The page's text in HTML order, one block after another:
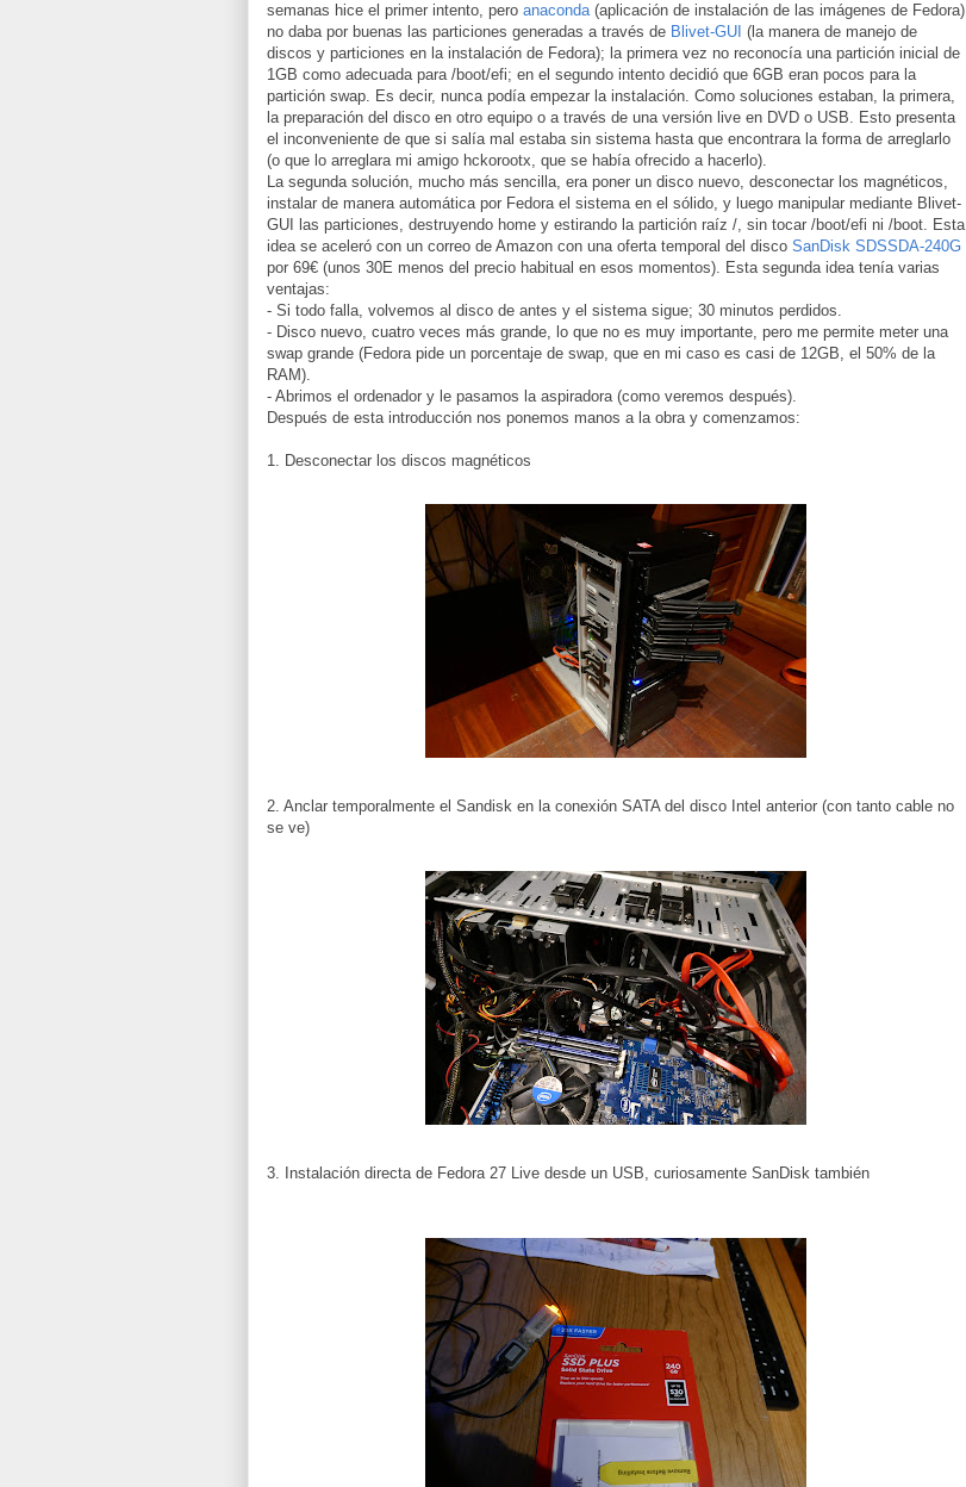
semanas hice el primer intento, pero anaconda(aplicación de instalación de las imágenes de Fedora)
no daba por buenas las particiones generadas a través de Blivet-GUI (la manera de manejo de
discos y particiones en la instalación de Fedora); la primera vez no reconocía una partición inicial de
1GB como adecuada para /boot/efi; en el segundo intento decidió que 6GB eran pocos para la
partición swap. Es decir, nunca podía empezar la instalación. Como soluciones estaban, la primera,
la preparación del disco en otro equipo o a través de una versión live en DVD o USB. Esto presenta
el inconveniente de que si salía mal estaba sin sistema hasta que encontrara la forma de arreglarlo
(o que lo arreglara mi amigo hckorootx, que se había ofrecido a hacerlo).
La segunda solución, mucho más sencilla, era poner un disco nuevo, desconectar los magnéticos,
instalar de manera automática por Fedora el sistema en el sólido, y luego manipular mediante Blivet-
GUI las particiones, destruyendo home y estirando la partición raíz /, sin tocar /boot/efi ni /boot. Esta
idea se aceleró con un correo de Amazon con una oferta temporal del disco SanDisk SDSSDA-240G
por 69€ (unos 30E menos del precio habitual en esos momentos). Esta segunda idea tenía varias
ventajas:
- Si todo falla, volvemos al disco de antes y el sistema sigue; 30 minutos perdidos.
- Disco nuevo, cuatro veces más grande, lo que no es muy importante, pero me permite meter una
swap grande (Fedora pide un porcentaje de swap, que en mi caso es casi de 12GB, el 50% de la
RAM).
- Abrimos el ordenador y le pasamos la aspiradora (como veremos después).
Después de esta introducción nos ponemos manos a la obra y comenzamos:
1. Desconectar los discos magnéticos
2. Anclar temporalmente el Sandisk en la conexión SATA del disco Intel anterior (con tanto cable no
se ve)
3. Instalación directa de Fedora 27 Live desde un USB, curiosamente SanDisk también